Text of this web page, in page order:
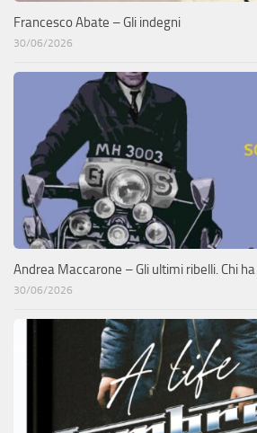
Francesco Abate – Gli indegni
30/06/2026
Andrea Maccarone – Gli ultimi ribelli. Chi
30/06/2026